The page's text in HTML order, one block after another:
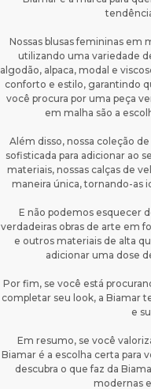
Nossas blusas femininas em
utilizando uma variedade
algodão, alpaca, modal e
conforto e estilo, garantindo
você procura por uma peça
em malha são a
Além disso, nossa coleção
sofisticada para adicionar ao
materiais, nossas calças de
maneira única, tornando-as
E não podemos esquecer
verdadeiras obras de arte em
e outros materiais de alta
adicionar uma dose
Por fim, se você está
completar seu look, a Biamar
e
Em resumo, se você
Biamar é a escolha certa para
descubra o que faz da
modernas